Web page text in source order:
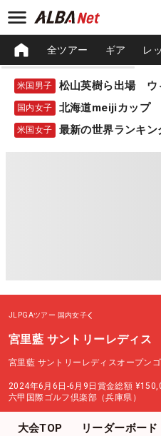
全ツアー ギア レ
米国男子
国内女子 北海道meijiカップ
米国女子 最新の世界ランキン
JLPGAツアー 国内女子
宮里藍 サントリーレディス
宮里藍 サントリーレディスオープン
2024年6月6日-6月9日 賞金総額
六甲国際ゴルフ倶楽部（兵庫県）
大会TOP リーダーボード